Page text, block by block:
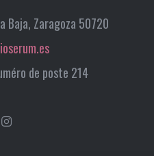
Baja, Zaragoza 50720
de poste 214